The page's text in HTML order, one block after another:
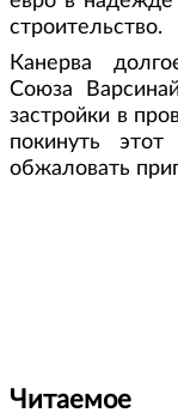
строительство.
Канерва
Союза
застройки в
покинуть
обжаловать
Читаемое